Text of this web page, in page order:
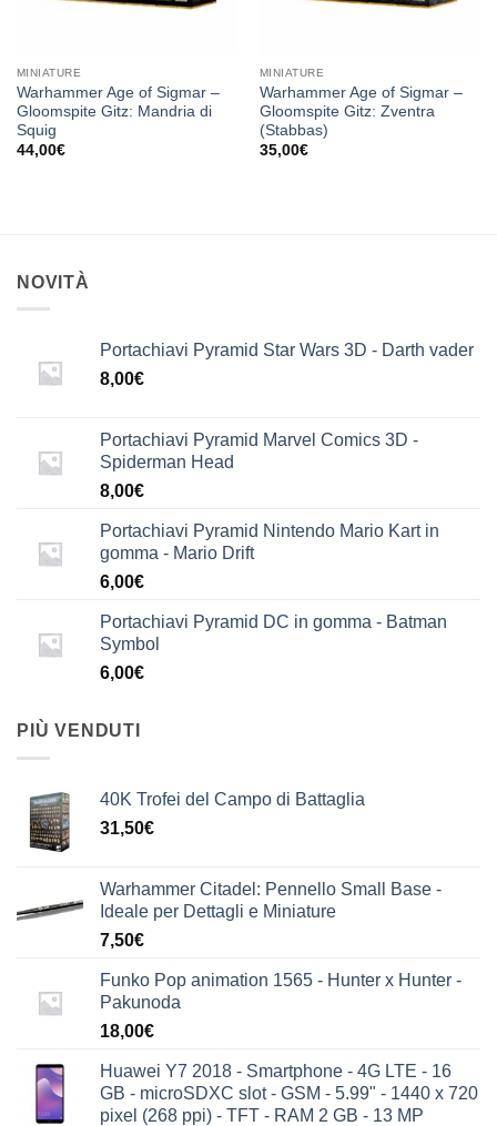
MINIATURE
Warhammer Age of Sigmar –
Gloomspite Gitz: Mandria di
Squig
44,00€
MINIATURE
Warhammer Age of Sigmar –
Gloomspite Gitz: Zventra
(Stabbas)
35,00€
NOVITÀ
Portachiavi Pyramid Star Wars 3D - Darth vader
8,00€
Portachiavi Pyramid Marvel Comics 3D -
Spiderman Head
8,00€
Portachiavi Pyramid Nintendo Mario Kart in
gomma - Mario Drift
6,00€
Portachiavi Pyramid DC in gomma - Batman
Symbol
6,00€
PIÙ VENDUTI
40K Trofei del Campo di Battaglia
31,50€
Warhammer Citadel: Pennello Small Base -
Ideale per Dettagli e Miniature
7,50€
Funko Pop animation 1565 - Hunter x Hunter -
Pakunoda
18,00€
Huawei Y7 2018 - Smartphone - 4G LTE - 16
GB - microSDXC slot - GSM - 5.99" - 1440 x 720
pixel (268 ppi) - TFT - RAM 2 GB - 13 MP